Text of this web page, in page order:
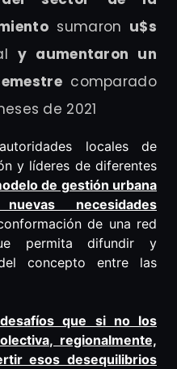
sumaron u$s
y aumentaron un
comparado
de 2021
locales de
y líderes de diferentes
de gestión urbana
necesidades
de una red
permita difundir y
concepto entre las
que si no los
regionalmente,
esos desequilibrios